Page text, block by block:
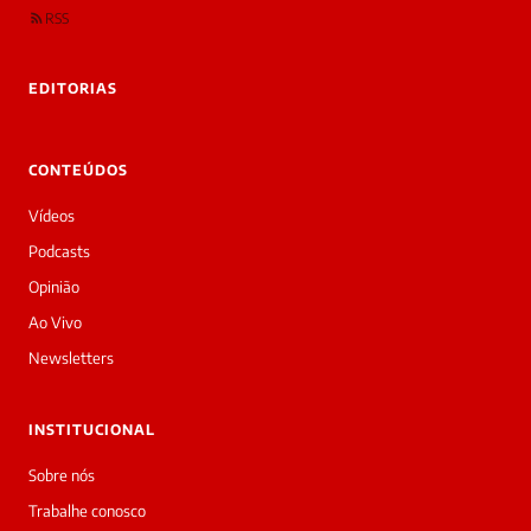
Bom
dia!
Sou
a
daqui
do
Prime.
Jota
Jackson
acabou
de
RSS
EDITORIAS
CONTEÚDOS
Vídeos
Podcasts
Opinião
Ao Vivo
Newsletters
INSTITUCIONAL
Sobre nós
Trabalhe conosco